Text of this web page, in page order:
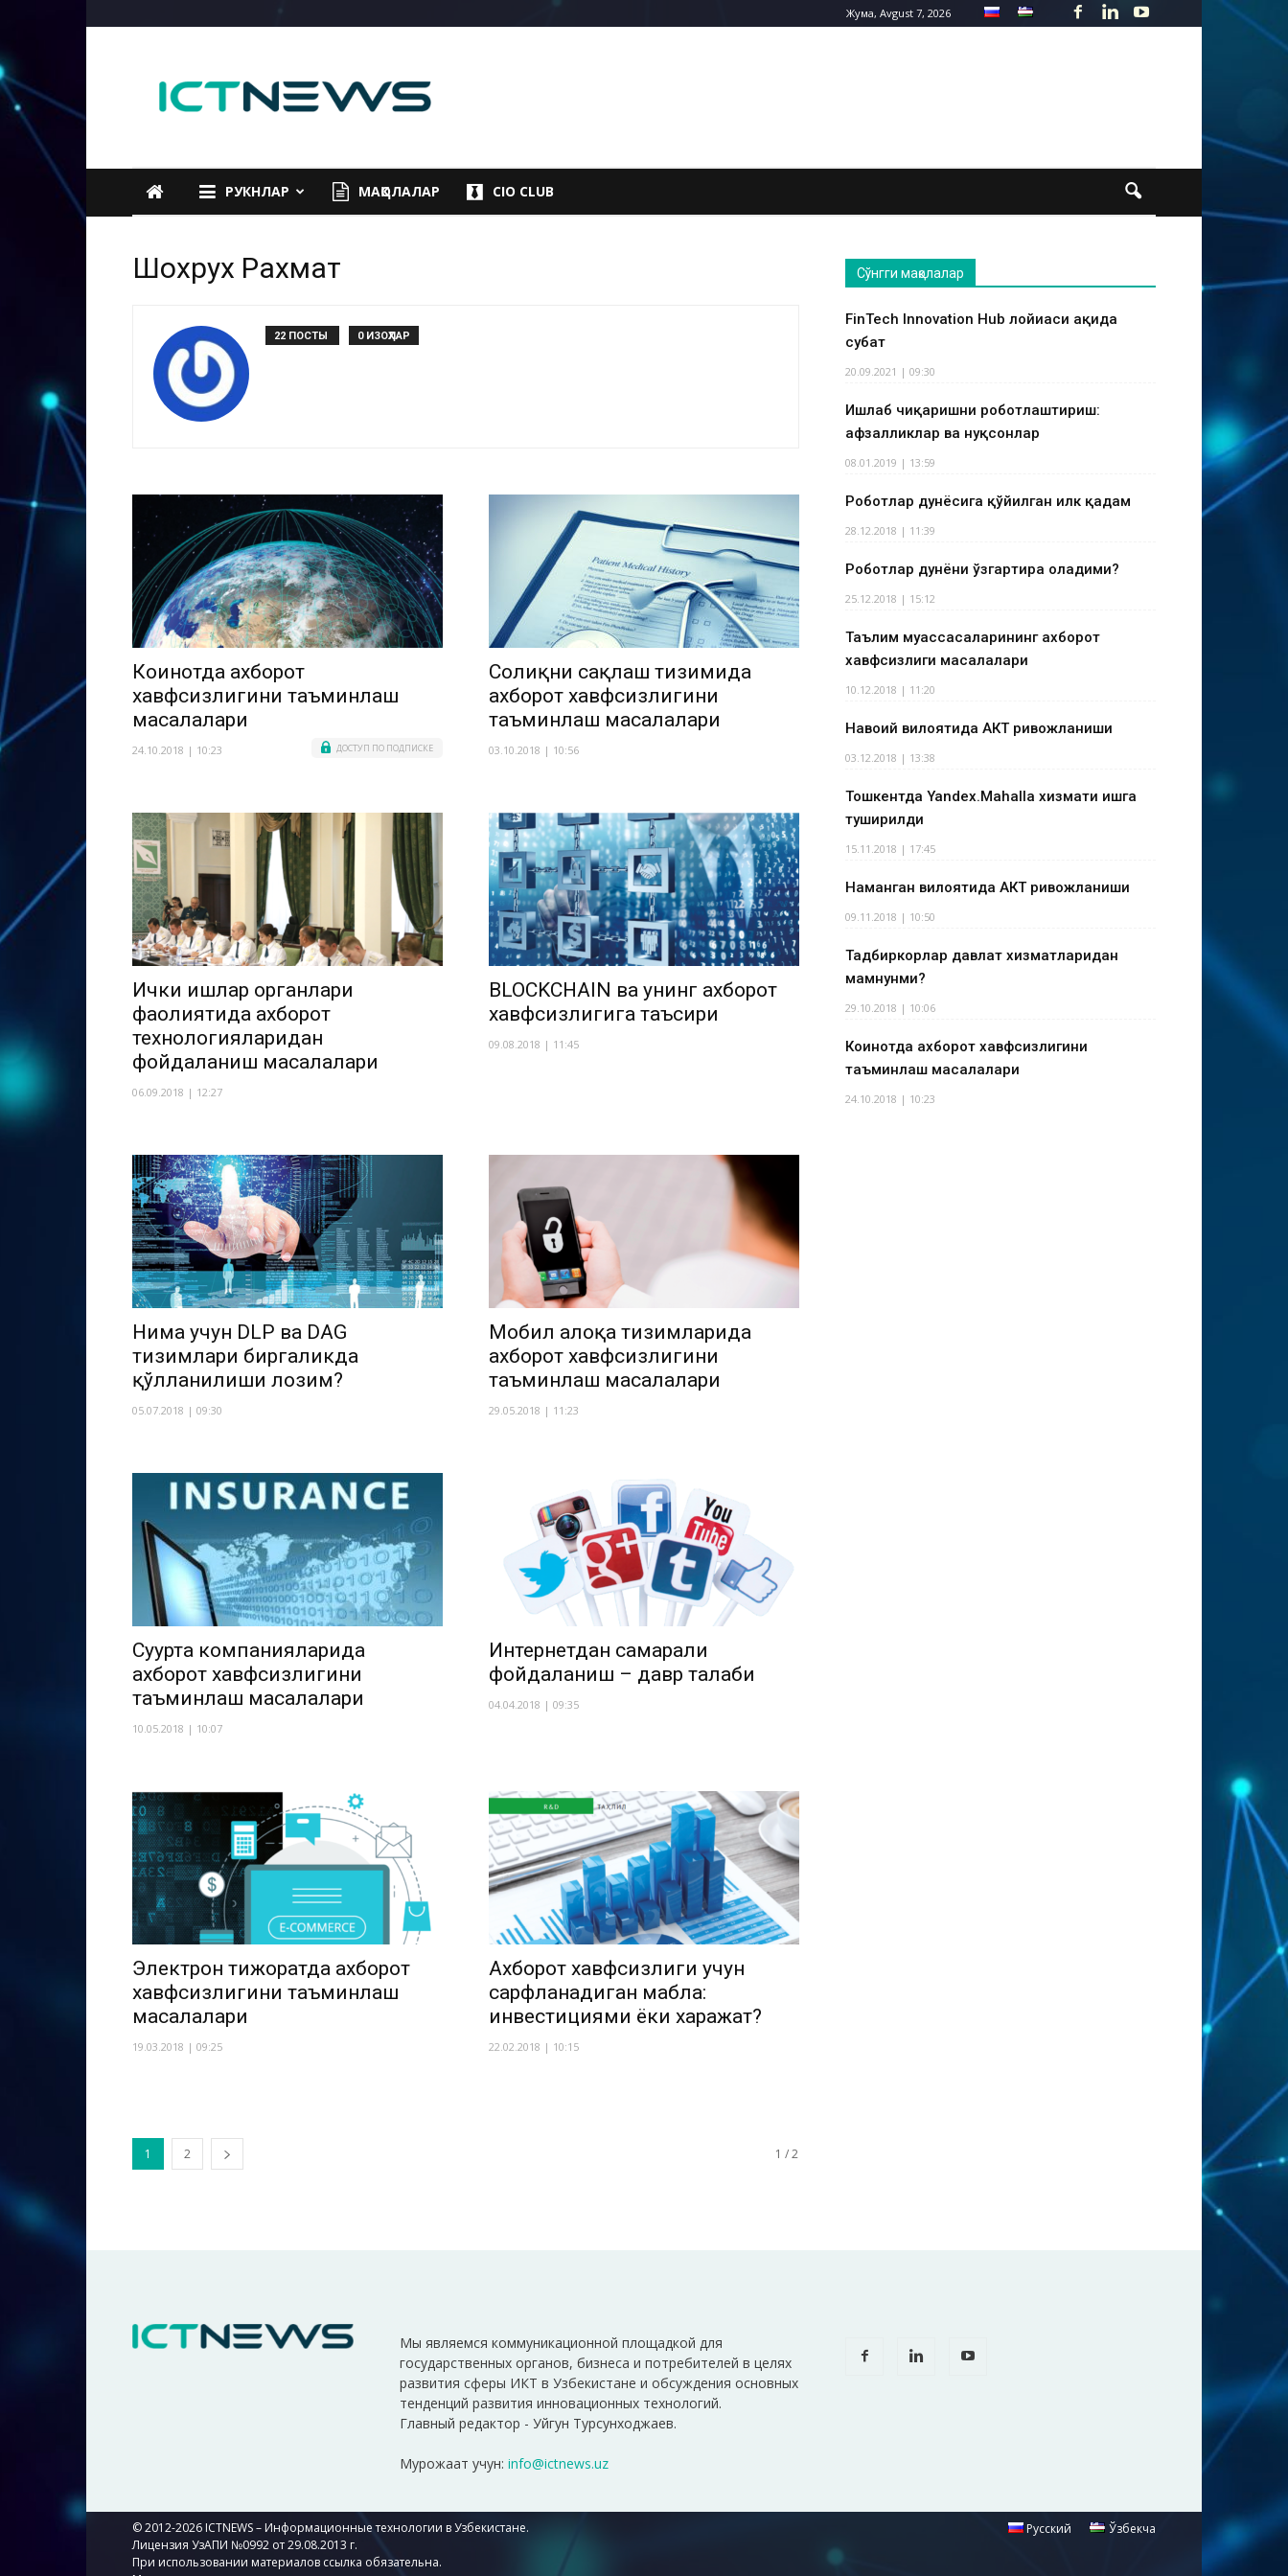
Жума, Avgust 7, 2026
РУКНЛАР МАҚОЛАЛАР CIO CLUB
Шохрух Рахмат
22 ПОСТЫ 0 ИЗОҲЛАР
Коинотда ахборот
хавфсизлигини таъминлаш
масалалари
24.10.2018 | 10:23 ДОСТУП ПО ПОДПИСКЕ
Соғлиқни сақлаш тизимида
ахборот хавфсизлигини
таъминлаш масалалари
03.10.2018 | 10:56
Ички ишлар органлари
фаолиятида ахборот
технологияларидан
фойдаланиш масалалари
06.09.2018 | 12:27
BLOCKCHAIN ва унинг ахборот
хавфсизлигига таъсири
09.08.2018 | 11:45
Нима учун DLP ва DAG
тизимлари биргаликда
қўлланилиши лозим?
05.07.2018 | 09:30
Мобил алоқа тизимларида
ахборот хавфсизлигини
таъминлаш масалалари
29.05.2018 | 11:23
Суғурта компанияларида
ахборот хавфсизлигини
таъминлаш масалалари
10.05.2018 | 10:07
Интернетдан самарали
фойдаланиш – давр талаби
04.04.2018 | 09:35
Электрон тижоратда ахборот
хавфсизлигини таъминлаш
масалалари
19.03.2018 | 09:25
Ахборот хавфсизлиги учун
сарфланадиган маблағ:
инвестициями ёки харажат?
22.02.2018 | 10:15
1 2 1 / 2
Сўнгги мақолалар
FinTech Innovation Hub лойиҳаси ҳақида
суҳбат
20.09.2021 | 09:30
Ишлаб чиқаришни роботлаштириш:
афзалликлар ва нуқсонлар
08.01.2019 | 13:59
Роботлар дунёсига қўйилган илк қадам
28.12.2018 | 11:39
Роботлар дунёни ўзгартира оладими?
25.12.2018 | 15:12
Таълим муассасаларининг ахборот
хавфсизлиги масалалари
10.12.2018 | 11:20
Навоий вилоятида АКТ ривожланиши
03.12.2018 | 13:38
Тошкентда Yandex.Mahalla хизмати ишга
туширилди
15.11.2018 | 17:45
Наманган вилоятида АКТ ривожланиши
09.11.2018 | 10:50
Тадбиркорлар давлат хизматларидан
мамнунми?
29.10.2018 | 10:06
Коинотда ахборот хавфсизлигини
таъминлаш масалалари
24.10.2018 | 10:23
Мы являемся коммуникационной площадкой для
государственных органов, бизнеса и потребителей в целях
развития сферы ИКТ в Узбекистане и обсуждения основных
тенденций развития инновационных технологий.
Главный редактор - Уйгун Турсунходжаев.
Мурожаат учун: info@ictnews.uz
Русский Ўзбекча
© 2012-2026 ICTNEWS – Информационные технологии в Узбекистане.
Лицензия УзАПИ №0992 от 29.08.2013 г.
При использовании материалов ссылка обязательна.